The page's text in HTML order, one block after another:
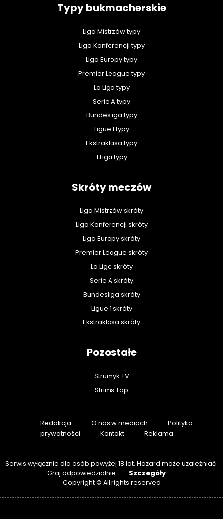
Typy bukmacherskie
Liga Mistrzów typy
Liga Konferencji typy
Liga Europy typy
Premier League typy
La Liga typy
Serie A typy
Bundesliga typy
Ligue 1 typy
Ekstraklasa typy
1 Liga typy
Skróty meczów
Liga Mistrzów skróty
Liga Konferencji skróty
Liga Europy skróty
Premier League skróty
La Liga skróty
Serie A skróty
Bundesliga skróty
Ligue 1 skróty
Ekstraklasa skróty
Pozostałe
Strumyk TV
Strims Top
Redakcja O nas w mediach
Polityka
prywatności
Kontakt Reklama
Serwis wyłącznie dla osób powyżej 18 lat. Hazard może uzależniać.
Graj odpowiedzialnie.
Szczegóły
Copyright © All rights reserved